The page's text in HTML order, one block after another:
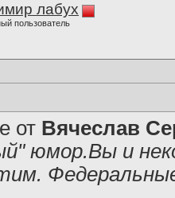
лабух
пользователь
от Вячеслав
юмор.Вы и